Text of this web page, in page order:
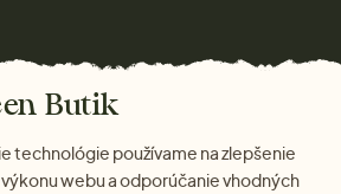
Butik
technológie používame na zlepšenie
výkonu webu a odporúčanie vhodných